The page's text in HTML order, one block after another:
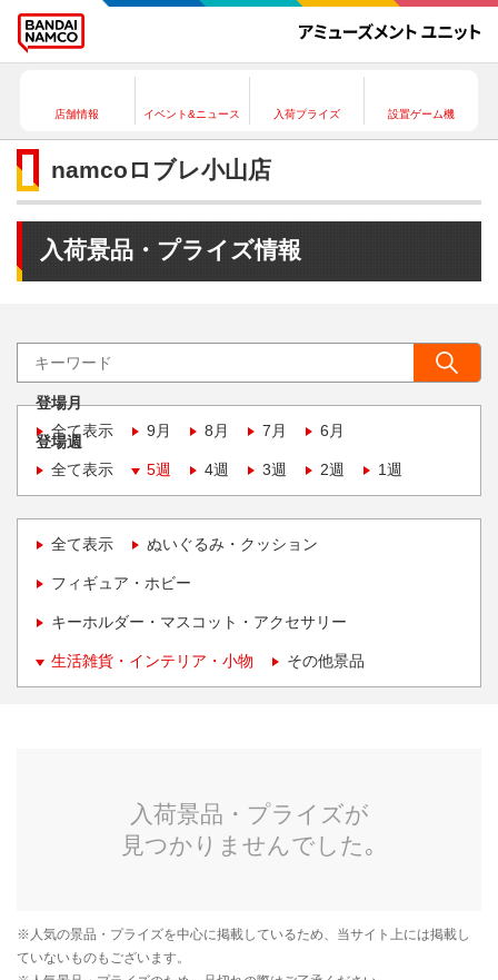
店舗情報 イベント&ニュース 入荷プライズ 設置ゲーム機
namcoロブレ小山店
入荷景品・プライズ情報
登場月
全て表示
9月 8月 7月 6月
登場週
全て表示
5週 4週 3週 2週 1週
全て表示 ぬいぐるみ・クッション
フィギュア・ホビー
キーホルダー・マスコット・アクセサリー
生活雑貨・インテリア・小物 その他景品